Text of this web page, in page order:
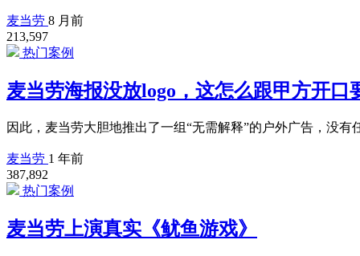
麦当劳 8 月前
213,597
热门案例
麦当劳海报没放logo，这怎么跟甲方开口
因此，麦当劳大胆地推出了一组“无需解释”的户外广告，没
麦当劳 1 年前
387,892
热门案例
麦当劳上演真实《鱿鱼游戏》